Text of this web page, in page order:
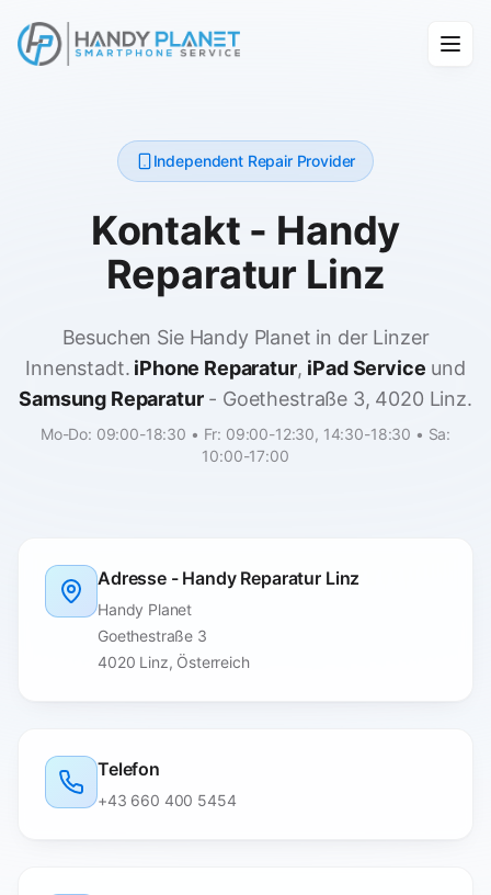
Independent Repair Provider
Kontakt - Handy
Reparatur Linz
Besuchen Sie Handy Planet in der Linzer
Innenstadt. iPhone Reparatur, iPad Service und
Samsung Reparatur- Goethestraße 3, 4020 Linz.
Mo-Do: 09:00-18:30 • Fr: 09:00-12:30, 14:30-18:30 • Sa:
10:00-17:00
Adresse - Handy Reparatur Linz
Handy Planet
Goethestraße 3
4020 Linz, Österreich
Telefon
+43 660 400 5454